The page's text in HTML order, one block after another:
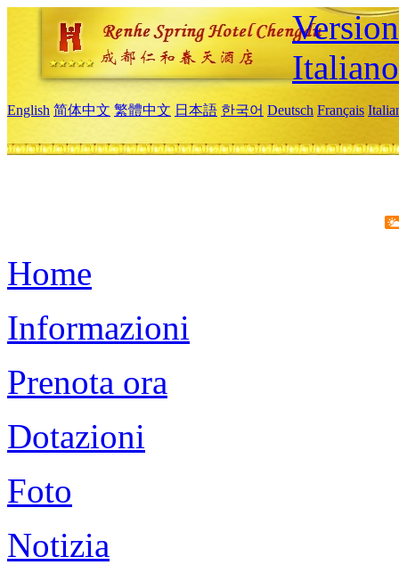
Italiano
English 简体中文 繁體中文 日本語 한국어 Deutsch Français
Home
Informazioni
Prenota ora
Dotazioni
Foto
Notizia